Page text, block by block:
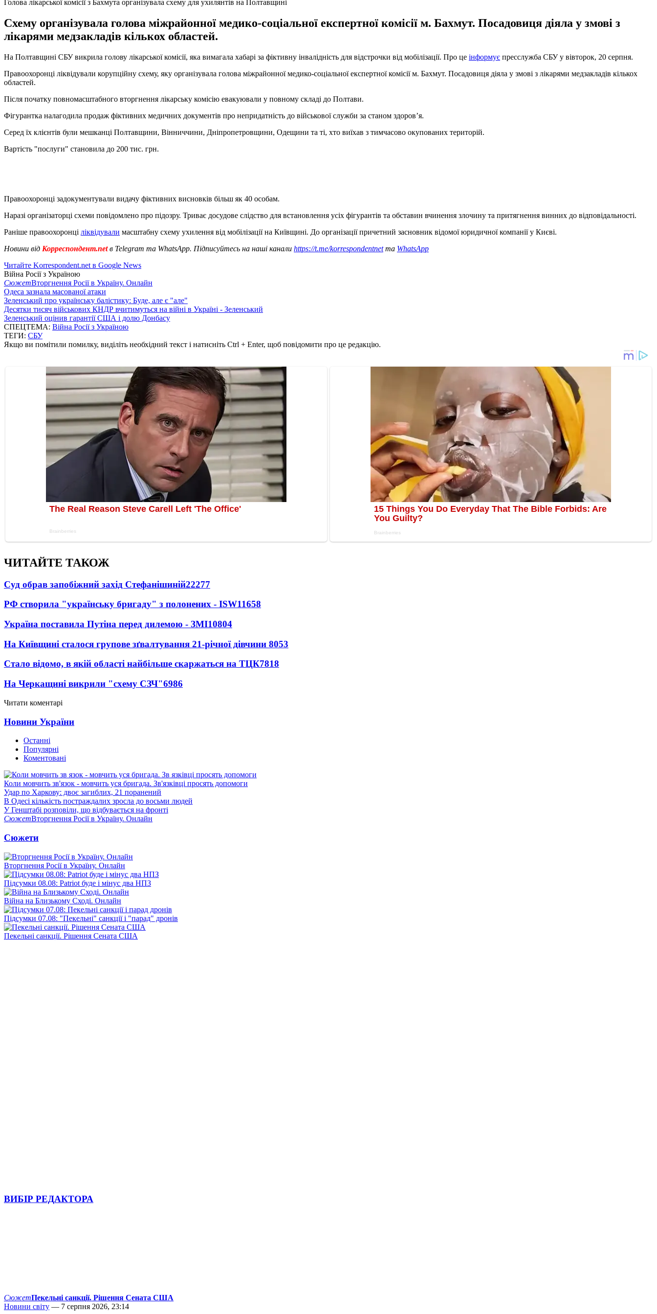
Голова лікарської комісії з Бахмута організувала схему для ухилянтів на Полтавщині
Схему організувала голова міжрайонної медико-соціальної експертної комісії м. Бахмут. Посадовиця діяла у змові з
лікарями медзакладів кількох областей.
На Полтавщині СБУ викрила голову лікарської комісії, яка вимагала хабарі за фіктивну інвалідність для відстрочки від мобілізації. Про це інформує пресслужба СБУ у вівторок, 20 серпня.
Правоохоронці ліквідували корупційну схему, яку організувала голова міжрайонної медико-соціальної експертної комісії м. Бахмут. Посадовиця діяла у змові з лікарями медзакладів кількох
областей.
Після початку повномасштабного вторгнення лікарську комісію евакуювали у повному складі до Полтави.
Фігурантка налагодила продаж фіктивних медичних документів про непридатність до військової служби за станом здоров’я.
Серед їх клієнтів були мешканці Полтавщини, Вінниччини, Дніпропетровщини, Одещини та ті, хто виїхав з тимчасово окупованих територій.
Вартість "послуги" становила до 200 тис. грн.
Правоохоронці задокументували видачу фіктивних висновків більш як 40 особам.
Наразі організаторці схеми повідомлено про підозру. Триває досудове слідство для встановлення усіх фігурантів та обставин вчинення злочину та притягнення винних до відповідальності.
Раніше правоохоронці ліквідували масштабну схему ухилення від мобілізації на Київщині. До організації причетний засновник відомої юридичної компанії у Києві.
Новини від Корреспондент.netв Telegram та WhatsApp. Підписуйтесь на наші канали https://t.me/korrespondentnetта WhatsApp
Читайте Korrespondent.net в Google News
Війна Росії з Україною
СюжетВторгнення Росії в Україну. Онлайн
Одеса зазнала масованої атаки
Зеленський про українську балістику: Буде, але є "але"
Десятки тисяч військових КНДР вчитимуться на війні в Україні - Зеленський
Зеленський оцінив гарантії США і долю Донбасу
СПЕЦТЕМА: Війна Росії з Україною
ТЕГИ: СБУ
Якщо ви помітили помилку, виділіть необхідний текст і натисніть Ctrl + Enter, щоб повідомити про це редакцію.
ЧИТАЙТЕ ТАКОЖ
Суд обрав запобіжний захід Стефанішиній22277
РФ створила "українську бригаду" з полонених - ISW11658
Україна поставила Путіна перед дилемою - ЗМІ10804
На Київщині сталося групове зґвалтування 21-річної дівчини 8053
Стало відомо, в якій області найбільше скаржаться на ТЦК7818
На Черкащині викрили "схему СЗЧ"6986
Читати коментарі
Новини України
Останні
Популярні
Коментовані
Коли мовчить зв'язок - мовчить уся бригада. Зв'язківці просять допомоги
Удар по Харкову: двоє загиблих, 21 поранений
В Одесі кількість постраждалих зросла до восьми людей
У Генштабі розповіли, що відбувається на фронті
СюжетВторгнення Росії в Україну. Онлайн
Сюжети
Вторгнення Росії в Україну. Онлайн
Підсумки 08.08: Patriot буде і мінус два НПЗ
Війна на Близькому Сході. Онлайн
Підсумки 07.08: "Пекельні" санкції і "парад" дронів
Пекельні санкції. Рішення Сената США
ВИБІР РЕДАКТОРА
СюжетПекельні санкції. Рішення Сената США
Новини світу — 7 серпня 2026, 23:14